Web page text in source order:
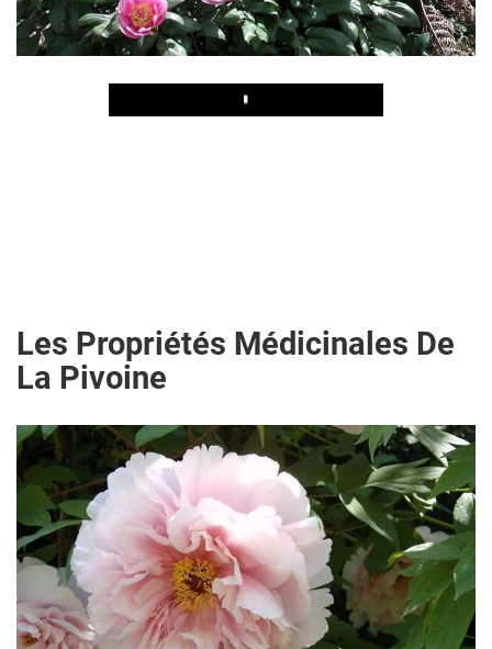
Play
Les Propriétés Médicinales De
La Pivoine